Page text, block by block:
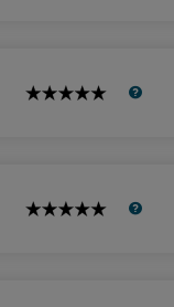
5
5